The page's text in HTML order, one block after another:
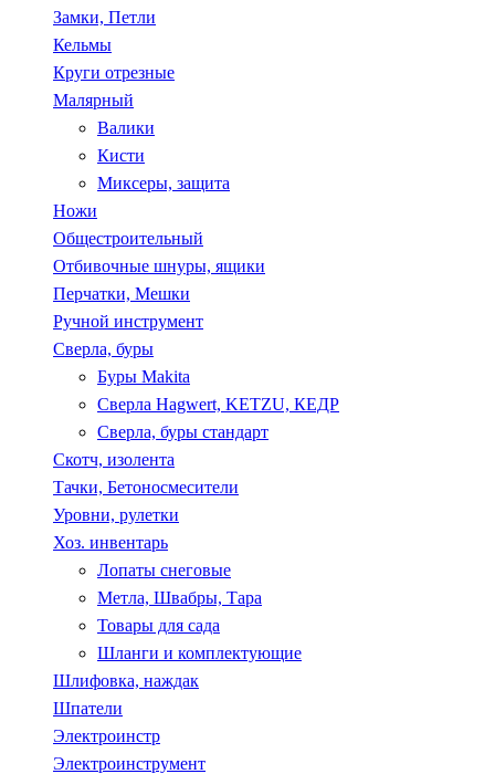
Замки, Петли
Кельмы
Круги отрезные
Малярный
Валики
Кисти
Миксеры, защита
Ножи
Общестроительный
Отбивочные шнуры, ящики
Перчатки, Мешки
Ручной инструмент
Сверла, буры
Буры Makita
Сверла Hagwert, KETZU, КЕДР
Сверла, буры стандарт
Скотч, изолента
Тачки, Бетоносмесители
Уровни, рулетки
Хоз. инвентарь
Лопаты снеговые
Метла, Швабры, Тара
Товары для сада
Шланги и комплектующие
Шлифовка, наждак
Шпатели
Электроинстр
Электроинструмент